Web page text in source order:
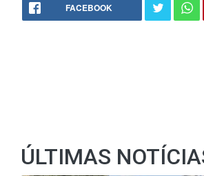
FACEBOOK
ÚLTIMAS